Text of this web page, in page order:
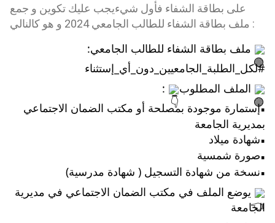
على بطاقة الشفاء فأول شيءيجب عليك تكوين و جمع
ملف بطاقة الشفاء للطالب الجامعي 2024 و هو كالنالي :
ملف بطاقة الشفاء للطالب الجامعي:
#لكل_الطلبة_الجامعيين_دون_أي_إستثناء
الملف المطلوب
:
▪︎
بمديرية الجامعة
▪︎شهادة ميلاد
▪︎صورة شمسية
▪︎نسخة من شهادة التسجيل ( شهادة مدرسية)
الجامعة